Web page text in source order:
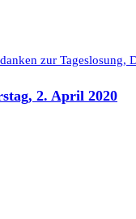
2. April 2020